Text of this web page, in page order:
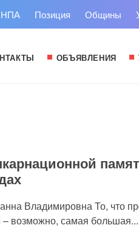
НПА Позиция Общины
ОБЪЯВЛЕНИЯ
Владимировна То, что
– возможно, самая большая...